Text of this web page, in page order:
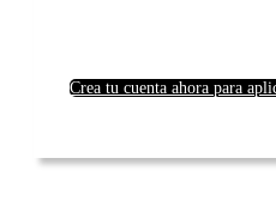
Crea tu cuenta ahora para